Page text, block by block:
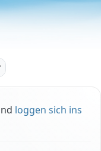
loggen sich ins